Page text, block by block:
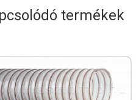
termékek